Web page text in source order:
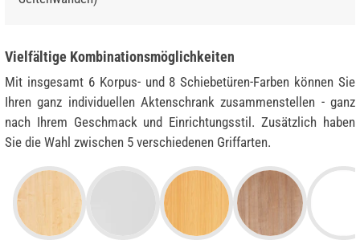
Vielfältige Kombinationsmöglichkeiten
Mit insgesamt 6 Korpus- und 8 Schiebetüren-Farben können Sie
Ihren ganz individuellen Aktenschrank zusammenstellen - ganz
nach Ihrem Geschmack und Einrichtungsstil. Zusätzlich haben
Sie die Wahl zwischen 5 verschiedenen Griffarten.